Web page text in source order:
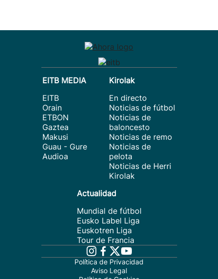
EITB MEDIA
EITB
Orain
ETBON
Gaztea
Makusi
Guau - Gure
Audioa
Kirolak
En directo
Noticias de fútbol
Noticias de
baloncesto
Noticias de remo
Noticias de
pelota
Noticias de Herri
Kirolak
Actualidad
Mundial de fútbol
Eusko Label Liga
Euskotren Liga
Tour de Francia
Política de Privacidad
Aviso Legal